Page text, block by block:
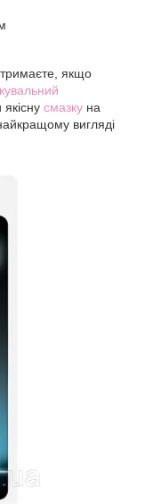
якщо
смазку на
вигляді